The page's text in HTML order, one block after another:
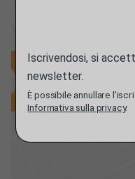
Iscrivendosi, si
newsletter.
È possibile annullare
Informativa sulla privacy.